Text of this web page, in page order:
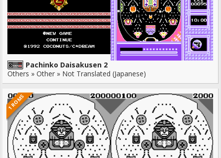
Pachinko Daisakusen 2
Others » Other » Not Translated (Japanese)
1 ROMS